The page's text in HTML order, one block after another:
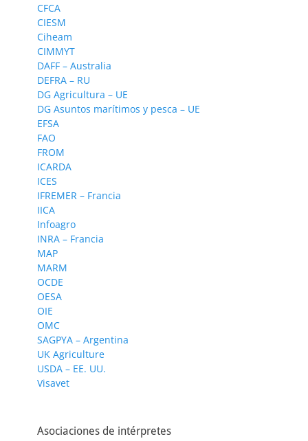
CFCA
CIESM
Ciheam
CIMMYT
DAFF – Australia
DEFRA – RU
DG Agricultura – UE
DG Asuntos marítimos y pesca – UE
EFSA
FAO
FROM
ICARDA
ICES
IFREMER – Francia
IICA
Infoagro
INRA – Francia
MAP
MARM
OCDE
OESA
OIE
OMC
SAGPYA – Argentina
UK Agriculture
USDA – EE. UU.
Visavet
Asociaciones de intérpretes